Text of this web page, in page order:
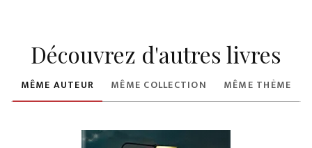
Découvrez d'autres livres
MÊME AUTEUR MÊME COLLECTION MÊME THÈME